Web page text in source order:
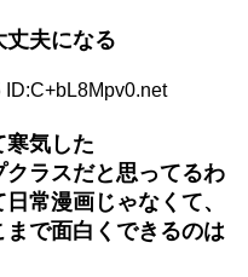
丈夫になる
ID:C+bL8Mpv0.net
寒気した
ラスだと思ってるわ
常漫画じゃなくて、
で面白くできるのは